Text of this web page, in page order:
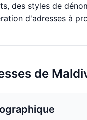
des styles de
d'adresses à
de